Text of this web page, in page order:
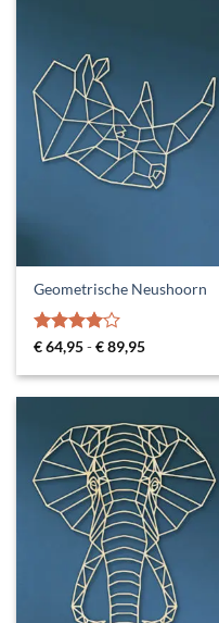
Geometrische Neushoorn
Gewaardeerd
€64,95-€89,95Prijsklasse:
tot